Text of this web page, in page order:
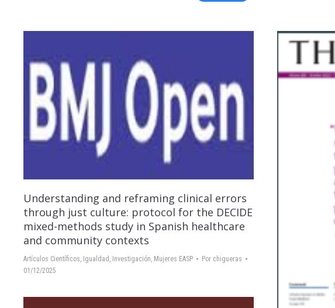
Understanding and reframing clinical errors
through just culture: protocol for the DECIDE
mixed-methods study in Spanish healthcare
and community contexts
Artículos Científicos, Igualdad , Investigación, Mujeres EASP Por chigueras
01/12/2025